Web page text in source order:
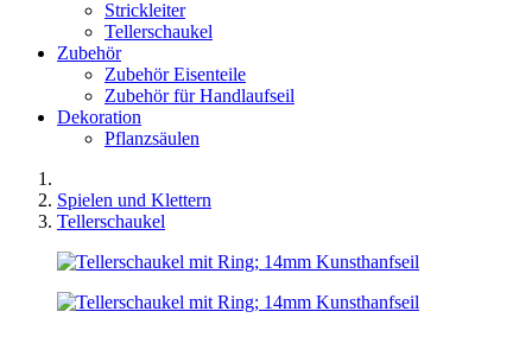
Strickleiter
Tellerschaukel
Zubehör
Zubehör Eisenteile
Zubehör für Handlaufseil
Dekoration
Pflanzsäulen
Spielen und Klettern
Tellerschaukel